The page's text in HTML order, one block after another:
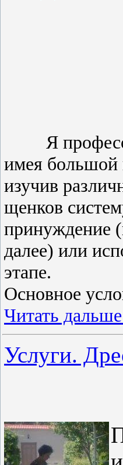
Я
имея большой
изучив
щенков
принуждение
далее) или
этапе.
Основное
Читать
Услуги.